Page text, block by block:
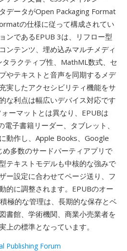
データがOpen Packaging Format
の仕様に従って構成されてい
ンであるEPUB 3は、リフロー型
ンテンツ、埋め込みマルチメディ
タラクティブ性、MathML数式、セ
やテキストと音声を同期するメデ
実したアクセシビリティ機能をサ
な利点は幅広いデバイス対応です
ーマットとは異なり、EPUBは
子書籍リーダー、タブレット、
動作し、Apple Books、Google
多数のサードパーティアプリで
テキストモデルも中核的な強みで
ー設定に合わせてページ送り、フ
的に調整されます。EPUBのオー
極的な管理は、長期的な保存とベ
書館、学術機関、商業小売業者を
上の標準となっています。
Publishing Forum